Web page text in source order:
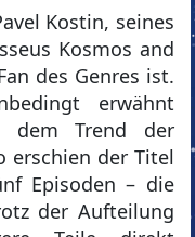
Kostin, seines
Kosmos and
des Genres ist.
erwähnt
dem Trend der
erschien der Titel
Episoden – die
der Aufteilung